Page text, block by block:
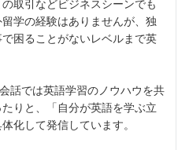
取引などビジネスシーンでも
学の経験はありませんが、独
困ることがないレベルまで英
話では英語学習のノウハウを共
りと、「自分が英語を学ぶ立
化して発信しています。